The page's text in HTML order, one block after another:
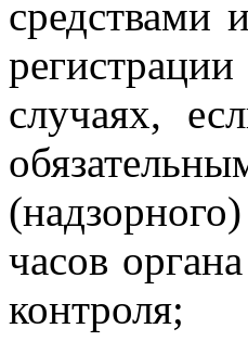
средствами
случаях,
часов
контроля;